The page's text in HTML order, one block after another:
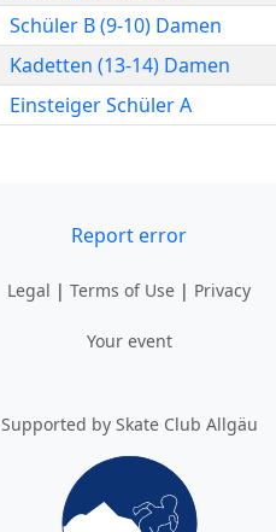
Schüler B (9-10) Damen
Kadetten (13-14) Damen
Einsteiger Schüler A
Report error
Legal | Terms of Use | Privacy
Your event
Supported by Skate Club Allgäu